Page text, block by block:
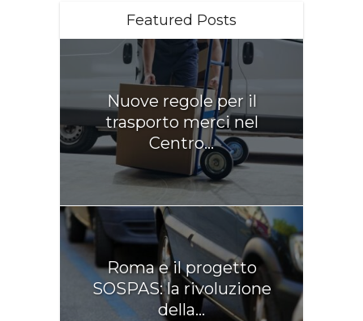
Featured Posts
Nuove regole per il
trasporto merci nel
Centro...
Roma e il progetto
SOSPAS: la rivoluzione
della...